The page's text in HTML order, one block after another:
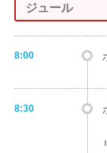
ジュール
8:00
8:30